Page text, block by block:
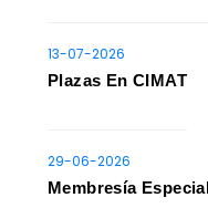
13-07-2026
Plazas En CIMAT
29-06-2026
Membresía